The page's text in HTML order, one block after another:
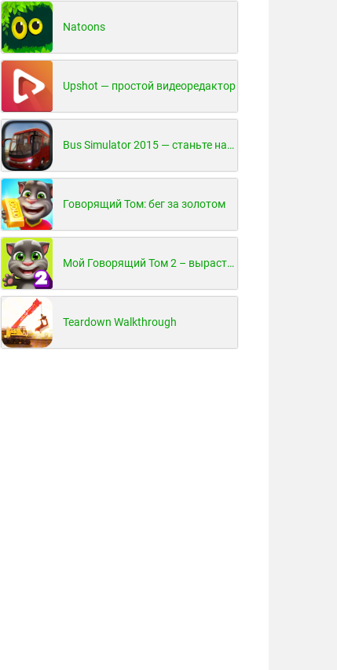
Natoons
Upshot — простой видеоредактор
Bus Simulator 2015 — станьте настоящим водителем автобуса!
Говорящий Том: бег за золотом
Мой Говорящий Том 2 – вырасти и воспитай своего котенка
Teardown Walkthrough